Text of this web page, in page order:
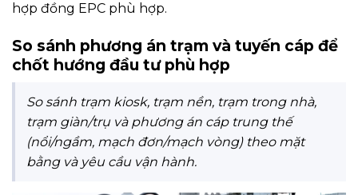
hợp đồng EPC phù hợp.
So sánh phương án trạm và tuyến cáp để
chốt hướng đầu tư phù hợp
So sánh trạm kiosk, trạm nền, trạm trong nhà,
trạm giàn/trụ và phương án cáp trung thế
(nổi/ngầm, mạch đơn/mạch vòng) theo mặt
bằng và yêu cầu vận hành.